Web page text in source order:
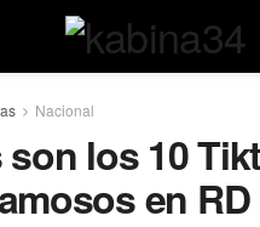
Nacional
son los 10
en RD